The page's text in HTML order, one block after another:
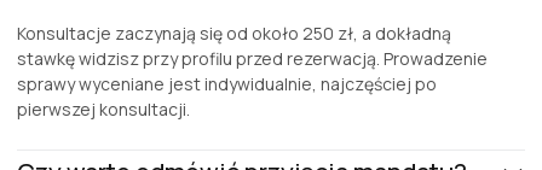
Konsultacje zaczynają się od około 250 zł, a dokładną
stawkę widzisz przy profilu przed rezerwacją. Prowadzenie
sprawy wyceniane jest indywidualnie, najczęściej po
pierwszej konsultacji.